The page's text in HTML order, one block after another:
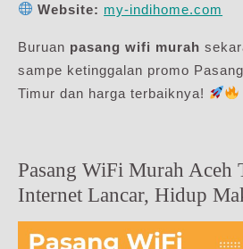
Website: my-indihome.com
Buruan pasang wifi murah
sampe ketinggalan promo
Timur dan harga terbaiknya!
Pasang WiFi Murah Aceh
Internet Lancar, Hidup